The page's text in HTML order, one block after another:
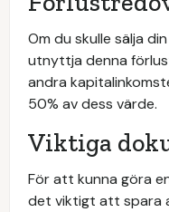
Om du skulle sälja
utnyttja denna
andra
50% av dess värde.
Viktiga
För att kunna göra
det viktigt att spara